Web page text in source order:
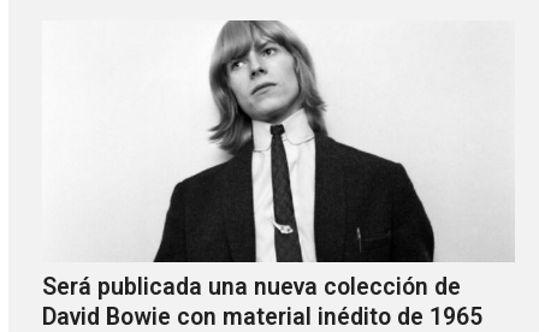
Será publicada una nueva colección de
David Bowie con material inédito de 1965